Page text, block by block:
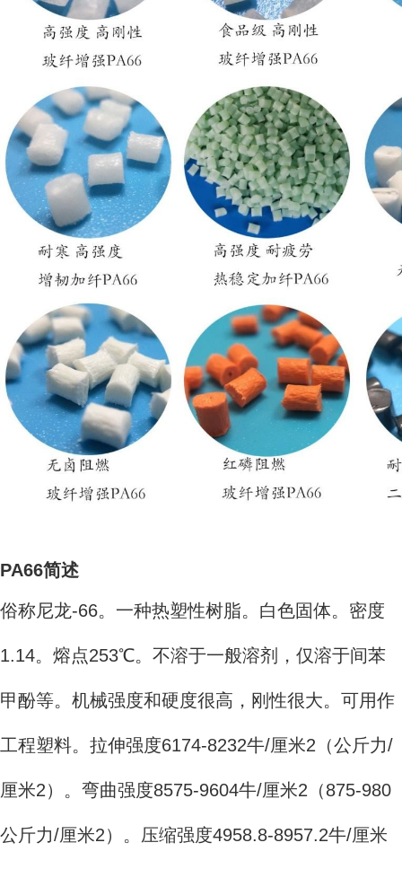
PA66简述
俗称尼龙-66。一种热塑性树脂。白色固体。密度
1.14。熔点253℃。不溶于一般溶剂，仅溶于间苯
甲酚等。机械强度和硬度很高，刚性很大。可用作
工程塑料。拉伸强度6174-8232牛/厘米2（公斤力/
厘米2）。弯曲强度8575-9604牛/厘米2（875-980
公斤力/厘米2）。压缩强度4958.8-8957.2牛/厘米